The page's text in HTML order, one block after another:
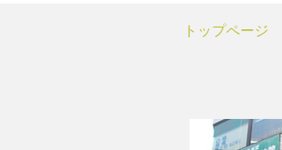
トップページ